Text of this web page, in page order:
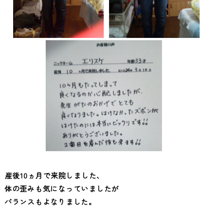
産後10ヵ月で来院しました、
体の歪みも気になっていましたが
バランスもよなりました。